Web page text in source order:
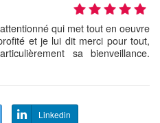
qui met tout en oeuvre
et je lui dit merci pour tout,
sa bienveillance.
Linkedin